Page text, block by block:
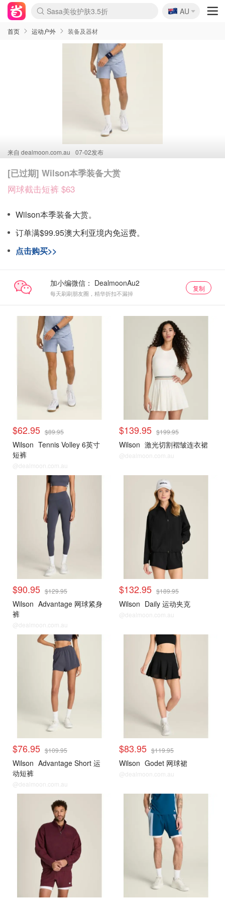
lululemon折扣上新
Sasa美妆护肤3.5折
SSENSE年中2.5折
FreshBeauty好价汇总
Cettire降价+叠9折
WWS Coles超市实拍
viagogo二手票捡漏
Myer超级周末
The Outnet奢牌1折起
David Jones 3折起
Flannels大牌1折
Perfumes Club护肤1折
AMIRO面罩$251
Amazon折扣汇总
eToro入金$200送$50
Amazon数码好物
ICONIC本周7.5折
ThedoubleF高奢地板价
Moose Knuckles 6折
丝芙兰5折起
EUFY摄像头$98
Selenichast首饰2折
Trip机票酒店促销
YSL送5件彩妆礼
Amazon家居好物
Amazon美妆护肤
雅漾大喷$8
过敏原检测盒$33
伊索独家赠50ml沐浴露
科颜氏高保湿面霜$29
SEALIFE海洋馆门票6折
丝塔芙大白罐$16
订阅Newsletter送香薰
Cult Beauty 6.8折
Harrods圣诞日历$525
LN-CC奢牌私促3折
d'Alba空姐喷雾$16
EVE LOM套装£56
Bernardelli独家4折
Adore Beauty 6折起
CT圣诞日历
Mytheresa奢品2.7折
Luxury Escapes 9折
Currentbody美容仪$881
MOON Garden Live
Roborock扫地机$649
Tingo Life水杯$24
Valentino官网5折
CR洗护套装$23
修丽可4件套$159
Myer彩妆2件7折
GANNI官网4.5折
Stylevana韩妆4折
Tessabit高奢8.5折
OGX洗发水$11
Amazon阿德莱德次日达
卡诗8.5折+赠礼
Philips Hue灯具8折
🇦🇺
AU
首页 运动户外 装备及器材
来自 dealmoon.com.au 07-02发布
[已过期] Wilson本季装备大赏
网球截击短裤 $63
Wilson本季装备大赏。
订单满$99.95澳大利亚境内免运费。
点击购买>>
加小编微信：
每天刷刷朋友圈，精华折扣不漏掉
复制
$62.95 $89.95
Wilson Tennis Volley 6英寸
短裤
@dealmoon.com.au
$139.95 $199.95
Wilson 激光切割褶皱连衣裙
@dealmoon.com.au
$90.95 $129.95
Wilson Advantage 网球紧身
裤
@dealmoon.com.au
$132.95 $189.95
Wilson Daily 运动夹克
@dealmoon.com.au
$76.95 $109.95
Wilson Advantage Short 运
动短裤
@dealmoon.com.au
$83.95 $119.95
Wilson Godet 网球裙
@dealmoon.com.au